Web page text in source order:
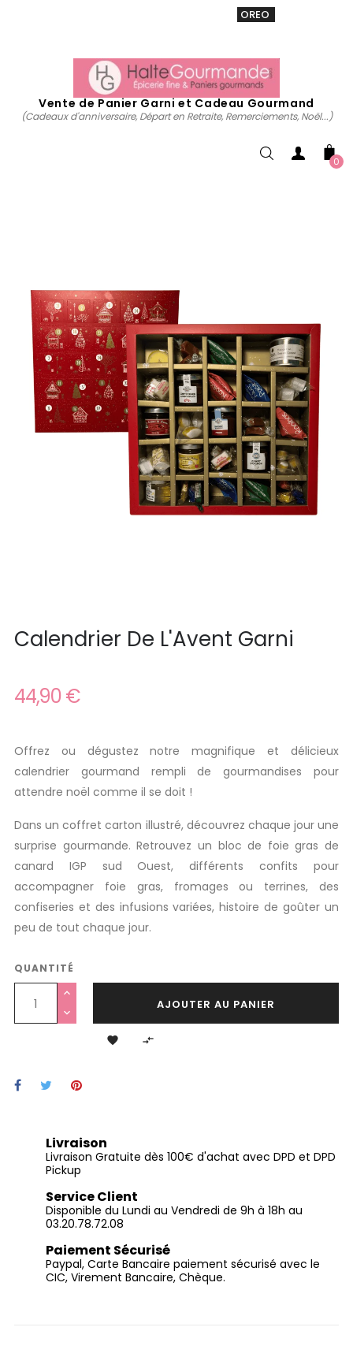
OREO
Vente de Panier Garni et Cadeau Gourmand
(Cadeaux d'anniversaire, Départ en Retraite, Remerciements, Noël...)
0
Calendrier De L'Avent Garni
44,90 €
Offrez ou dégustez notre magnifique et délicieux
calendrier gourmand rempli de gourmandises pour
attendre noël comme il se doit !
Dans un coffret carton illustré, découvrez chaque jour une
surprise gourmande. Retrouvez un bloc de foie gras de
canard IGP sud Ouest, différents confits pour
accompagner foie gras, fromages ou terrines, des
confiseries et des infusions variées, histoire de goûter un
peu de tout chaque jour.
QUANTITÉ
AJOUTER AU PANIER
 
Livraison
Livraison Gratuite dès 100€ d'achat avec DPD et DPD
Pickup
Service Client
Disponible du Lundi au Vendredi de 9h à 18h au
03.20.78.72.08
Paiement Sécurisé
Paypal, Carte Bancaire paiement sécurisé avec le
CIC, Virement Bancaire, Chèque.